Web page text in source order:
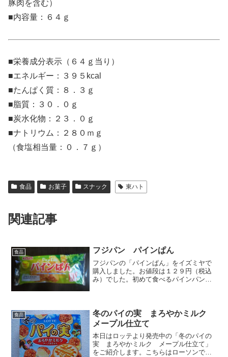
豚肉を含む）
■内容量：６４ｇ
■栄養成分表示（６４ｇ当り）
■エネルギー：３９５kcal
■たんぱく質：８．３ｇ
■脂質：３０．０ｇ
■炭水化物：２３．０ｇ
■ナトリウム：２８０ｍｇ
（食塩相当量：０．７ｇ）
食品 お菓子 スナック 東ハト
関連記事
食品 フジパン パインぱん
フジパンの「パインぱん」をイズミヤで
購入しました。お値段は１２９円（税込
み）でした。初めて食べるパインパン。
いう名称は色々と妄想を掻...
食品
冬のパイの実 まろやかミルク
メープル仕立て
本日はロッテより発売中の「冬のパイの
実 まろやかミルク メープル仕立て」
をご紹介します。こちらはローソンで購